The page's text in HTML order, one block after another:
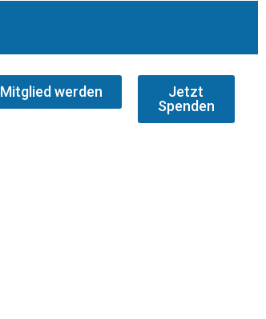
Mitglied werden
Jetzt
Spenden